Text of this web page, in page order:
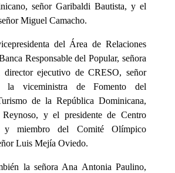
señor Garibaldi Bautista, y el
Miguel Camacho.
del Área de Relaciones
Responsable del Popular, señora
ejecutivo de CRESO, señor
la viceministra de Fomento del
de la República Dominicana,
Reynoso, y el presidente de Centro
y miembro del Comité Olímpico
Luis Mejía Oviedo.
la señora Ana Antonia Paulino,